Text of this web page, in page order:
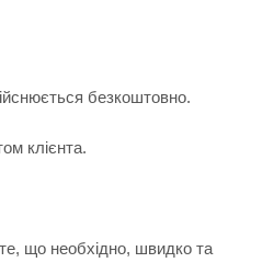
безкоштовно.
клієнта.
що необхідно, швидко та